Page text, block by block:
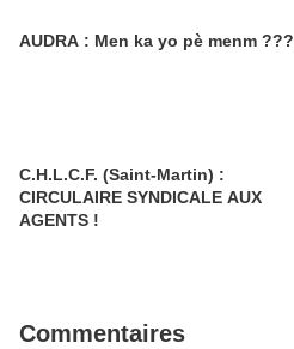
AUDRA : Men ka yo pè menm ???
C.H.L.C.F. (Saint-Martin) :
CIRCULAIRE SYNDICALE AUX
AGENTS !
Commentaires